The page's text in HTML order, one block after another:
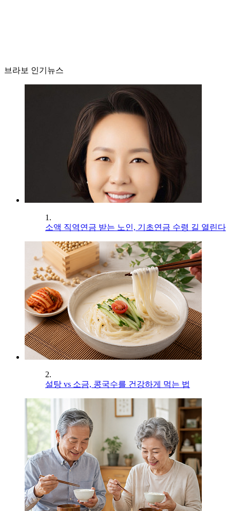
브라보 인기뉴스
1.
소액 직역연금 받는 노인, 기초연금 수령 길 열린다
2.
설탕 vs 소금, 콩국수를 건강하게 먹는 법